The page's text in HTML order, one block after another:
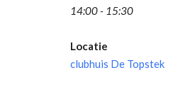
14:00 - 15:30
Locatie
clubhuis De Topstek